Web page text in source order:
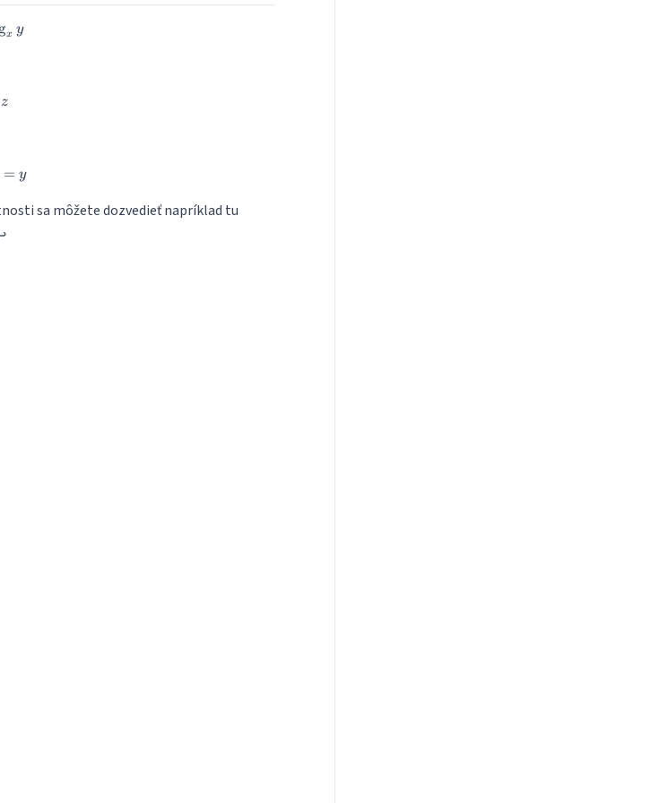
\log_xy
x y
z
z
x^z=y
= y
sa môžete dozvedieť napríklad tu